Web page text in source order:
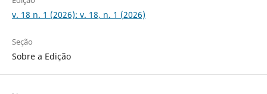
v. 18 n. 1 (2026): v. 18, n. 1 (2026)
Seção
Sobre a Edição